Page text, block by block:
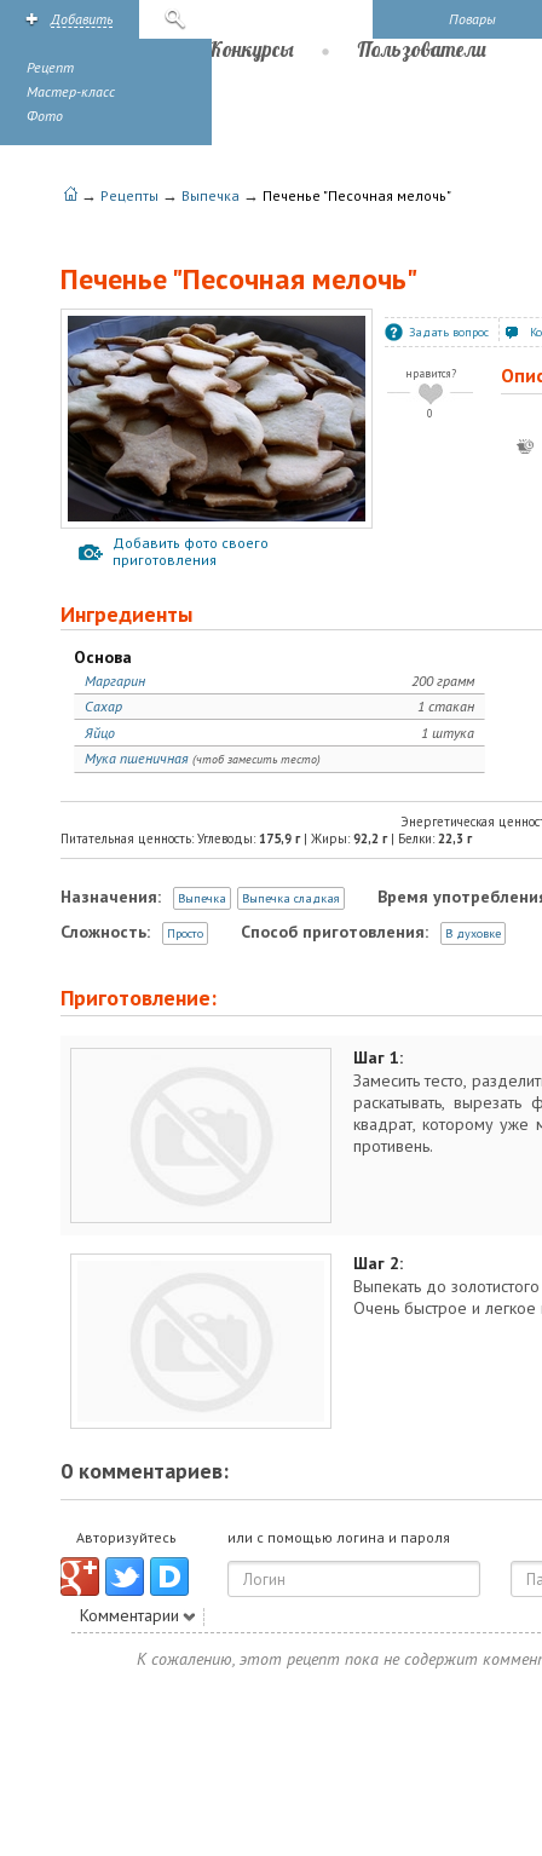
Повары
Добавить
Рецепт
Мастер-класс
Фото
Конкурсы Пользователи
→ Рецепты → Выпечка → Печенье "Песочная мелочь"
Печенье "Песочная мелочь"
Добавить фото своего
приготовления
Задать вопрос
нравится?
0
Ингредиенты
Основа
200 грамм
Маргарин
1 стакан
Сахар
1 штука
Яйцо
Мука пшеничная (чтоб замесить тесто)
Энергетическая
Питательная ценность: Углеводы: 175,9 г| Жиры: 92,2 г| Белки: 22,3 г
Назначения: Выпечка Выпечка сладкая
Время
Сложность:
Просто Способ приготовления: В духовке
Приготовление:
Шаг 1:
Замесить тесто,
раскатывать,
квадрат, которому уже
противень.
Шаг 2:
Выпекать до
Очень быстрое и легкое
0 комментариев:
Авторизуйтесь или с помощью логина и пароля
Комментарии
К сожалению, этот рецепт пока не содержит